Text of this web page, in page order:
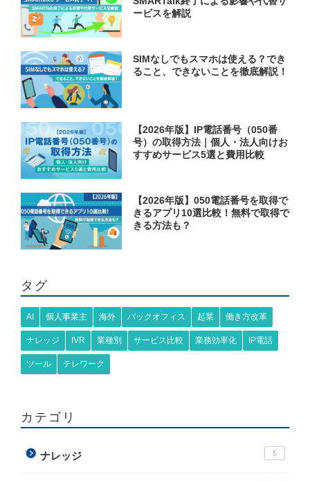
ービスを解説
SIMなしでもスマホは使える？でき
ること、できないことを徹底解説！
【2026年版】IP電話番号（050番
号）の取得方法｜個人・法人向けお
すすめサービス5選と費用比較
【2026年版】050電話番号を取得で
きるアプリ10選比較！無料で取得で
きる方法も？
タグ
AI 個人事業主 海外 バックオフィス 起業 働き方改革
ナレッジ IVR 業種別 サービス比較 業務効率化 IP電話
ツール テレワーク
カテゴリ
ナレッジ 5